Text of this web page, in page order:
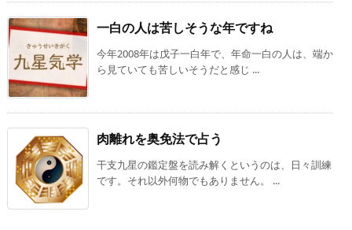
一白の人は苦しそうな年ですね
今年2008年は戊子一白年で、年命一白の人は、端か
ら見ていても苦しいそうだと感じ ...
肉離れを奥免法で占う
干支九星の鑑定盤を読み解くというのは、日々訓練
です。それ以外何物でもありません。 ...